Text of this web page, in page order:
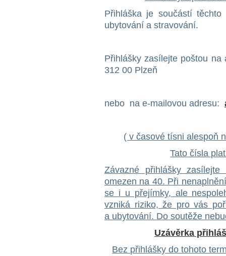
Přihláška je součástí
ubytování a stravování.
Přihlášky zasílejte poštou
312 00 Plzeň
nebo na e-mailovou adresu:
( v časové tísni alespoň
Tato čísla
Závazné přihlášky
omezen na 40. Při
se i u přejímky, ale
vzniká riziko, že pro vás
a ubytování. Do soutěže
Uzávěrka
Bez přihlášky do tohoto